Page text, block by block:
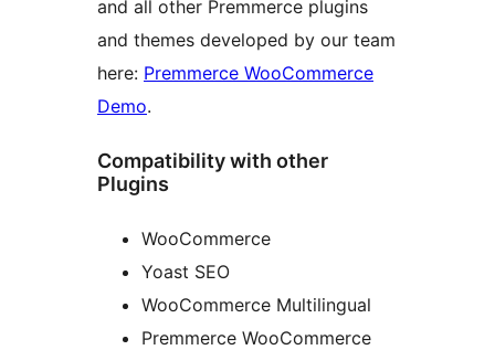
and all other Premmerce plugins
and themes developed by our team
here: Premmerce WooCommerce
Demo.
Compatibility with other
Plugins
WooCommerce
Yoast SEO
WooCommerce Multilingual
Premmerce WooCommerce